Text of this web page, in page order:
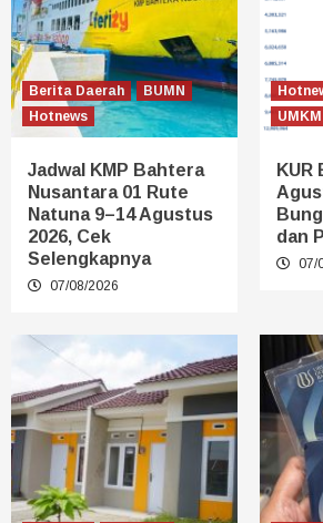
Berita Daerah
BUMN
Hotnews
Jadwal KMP Bahtera
Nusantara 01 Rute
Natuna 9–14 Agustus
2026, Cek
Selengkapnya
07/08/2026
UMKM
KUR
dan
07/